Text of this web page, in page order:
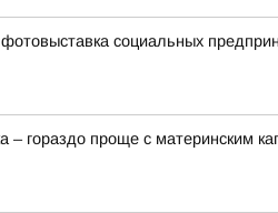
социальных
– гораздо проще с материнским